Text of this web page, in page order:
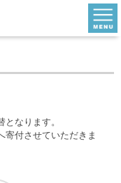
なります。
寄付させていただきま